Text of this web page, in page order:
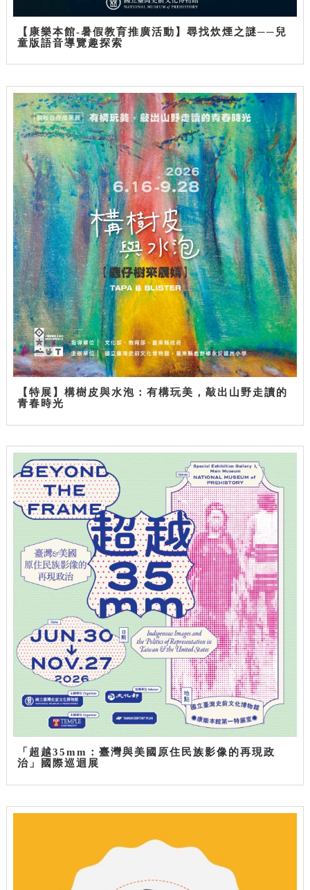
【康樂本館-暑假教育推廣活動】尋找炊煙之謎──兒
童版語音導覽趣探索
【特展】構樹皮與水泡：有構玩美，敲出山野走讀的
青春時光
「超越35mm：臺灣與美國原住民族影像的再現政
治」國際巡迴展